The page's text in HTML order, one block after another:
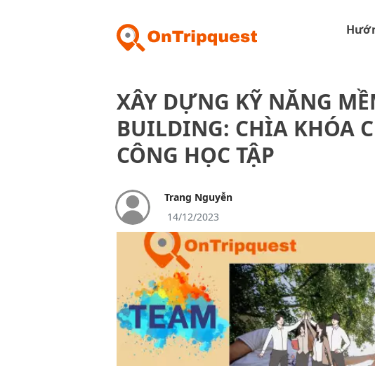
XÂY DỰNG KỸ NĂNG
BUILDING: CHÌA KHÓA
CÔNG HỌC TẬP
Trang Nguyễn
14/12/2023